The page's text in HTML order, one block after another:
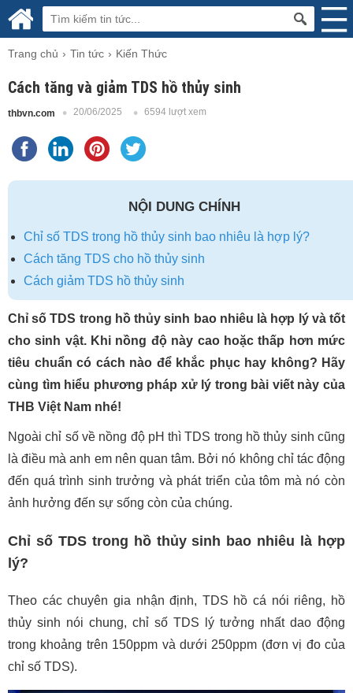
Trang chủ Tin tức Kiến Thức
Cách tăng và giảm TDS hồ thủy sinh
thbvn.com 20/06/2025 6594 lượt xem
NỘI DUNG CHÍNH
Chỉ số TDS trong hồ thủy sinh bao nhiêu là hợp lý?
Cách tăng TDS cho hồ thủy sinh
Cách giảm TDS hồ thủy sinh
Chỉ số TDS trong hồ thủy sinh bao nhiêu là hợp lý và tốt
cho sinh vật. Khi nồng độ này cao hoặc thấp hơn mức
tiêu chuẩn có cách nào để khắc phục hay không? Hãy
cùng tìm hiểu phương pháp xử lý trong bài viết này của
THB Việt Nam nhé!
Ngoài chỉ số về nồng độ pH thì TDS trong hồ thủy sinh cũng
là điều mà anh em nên quan tâm. Bởi nó không chỉ tác động
đến quá trình sinh trưởng và phát triển của tôm mà nó còn
ảnh hưởng đến sự sống còn của chúng.
Chỉ số TDS trong hồ thủy sinh bao nhiêu là hợp
lý?
Theo các chuyên gia nhận định, TDS hồ cá nói riêng, hồ
thủy sinh nói chung, chỉ số TDS lý tưởng nhất dao động
trong khoảng trên 150ppm và dưới 250ppm (đơn vị đo của
chỉ số TDS).